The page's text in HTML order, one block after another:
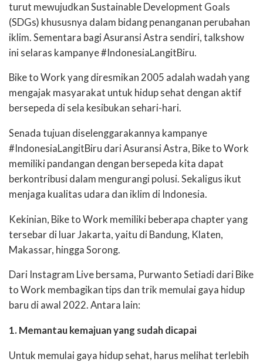
turut mewujudkan Sustainable Development Goals
(SDGs) khususnya dalam bidang penanganan perubahan
iklim. Sementara bagi Asuransi Astra sendiri, talkshow
ini selaras kampanye #IndonesiaLangitBiru.
Bike to Work yang diresmikan 2005 adalah wadah yang
mengajak masyarakat untuk hidup sehat dengan aktif
bersepeda di sela kesibukan sehari-hari.
Senada tujuan diselenggarakannya kampanye
#IndonesiaLangitBiru dari Asuransi Astra, Bike to Work
memiliki pandangan dengan bersepeda kita dapat
berkontribusi dalam mengurangi polusi. Sekaligus ikut
menjaga kualitas udara dan iklim di Indonesia.
Kekinian, Bike to Work memiliki beberapa chapter yang
tersebar di luar Jakarta, yaitu di Bandung, Klaten,
Makassar, hingga Sorong.
Dari Instagram Live bersama, Purwanto Setiadi dari Bike
to Work membagikan tips dan trik memulai gaya hidup
baru di awal 2022. Antara lain:
1. Memantau kemajuan yang sudah dicapai
Untuk memulai gaya hidup sehat, harus melihat terlebih